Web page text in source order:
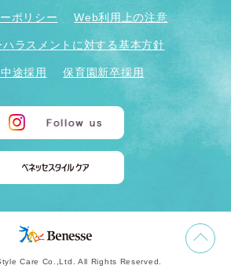
ポリシー Web利用上の注意
ハラスメントに対する基本方針
途採用 保育園新卒採用
Care Co.,Ltd. All Rights Reserved.